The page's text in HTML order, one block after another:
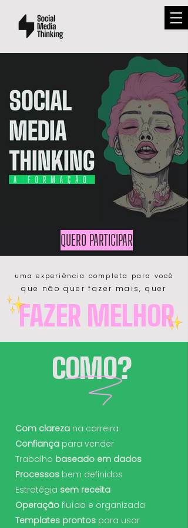
QUERO PARTICIPAR
uma experiência completa para você
que não quer fazer mais, quer
FAZER MELHOR
COMO?
Com clareza na carreira
Confiança para vender
Trabalho baseado em dados
Processos bem definidos
Estratégia sem receita
Operação fluída e organizada
Templates prontos para usar